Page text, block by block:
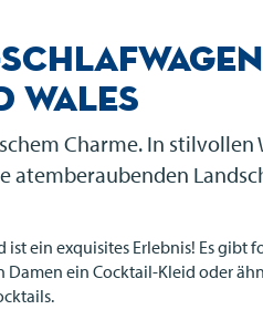
Wales
Charme. In stilvollen
atemberaubenden
ein exquisites Erlebnis! Es
ein Cocktail-Kleid oder